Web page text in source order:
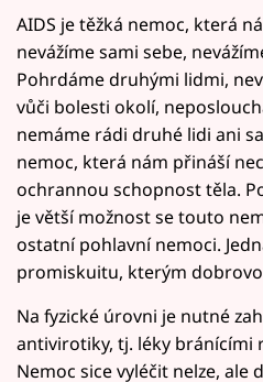
AIDS je těžká nemoc, která
nevážíme sami sebe,
Pohrdáme druhými lidmi,
vůči bolesti okolí,
nemáme rádi druhé lidi ani
nemoc, která nám přináší
ochrannou schopnost těla.
je větší možnost se touto
ostatní pohlavní nemoci.
promiskuitu, kterým
Na fyzické úrovni je nutné
antivirotiky, tj. léky bránícími
Nemoc sice vyléčit nelze, ale